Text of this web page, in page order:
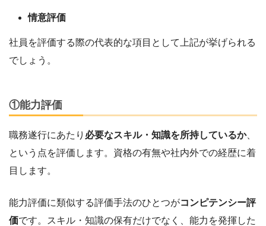
情意評価
社員を評価する際の代表的な項目として上記が挙げられる
でしょう。
①能力評価
職務遂行にあたり 必要なスキル・知識を所持しているか、
という点を評価します。資格の有無や社内外での経歴に着
目します。
能力評価に類似する評価手法のひとつがコンピテンシー評
価です。スキル・知識の保有だけでなく、能力を発揮した